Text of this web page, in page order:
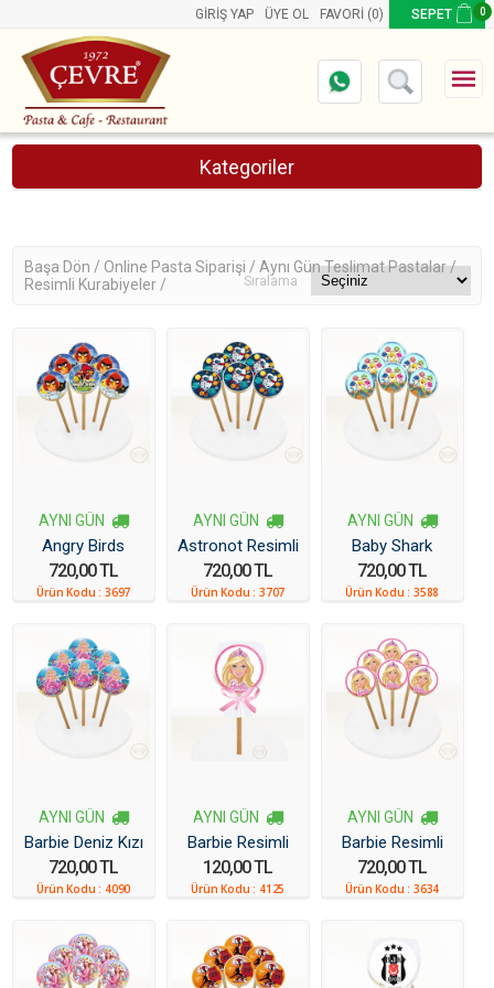
GIRIŞ YAP ÜYE OL FAVORI (0) SEPET 0
Kategoriler
Aynı Gün Teslimat Pastalar
Yazılı Retro Pastalar
Resimli Yetişkin Pastalar
Kalpli Pastalar
Şeker Hamurlu Resimli Pastalar
Resimli Çocuk Pastaları
Resimli Kare Pastalar
Pastane Ürünleri
Butik Pasta
Resimli Pasta
Başa Dön / Online Pasta Siparişi / Aynı Gün Teslimat Pastalar /
Resimli Kurabiyeler /
Sıralama
AYNI GÜN
Angry Birds
Resimli Kurabiye
720,00 TL
Ürün Kodu :3697
AYNI GÜN
Astronot Resimli
Kurabiye 6 Adet
720,00 TL
Ürün Kodu :3707
AYNI GÜN
Baby Shark
Resimli Kurabiye
720,00 TL
Ürün Kodu :3588
AYNI GÜN
Barbie Deniz Kızı
Resimli Kurabiye
720,00 TL
Ürün Kodu : 4090
AYNI GÜN
Barbie Resimli
Kurabiye
120,00 TL
Ürün Kodu : 4125
AYNI GÜN
Barbie Resimli
Kurabiye 6 Adet
720,00 TL
Ürün Kodu :3634